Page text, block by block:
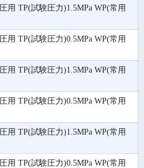
用 TP(試験圧力)1.5MPa WP(常用
用 TP(試験圧力)0.5MPa WP(常用
用 TP(試験圧力)1.5MPa WP(常用
用 TP(試験圧力)0.5MPa WP(常用
用 TP(試験圧力)1.5MPa WP(常用
用 TP(試験圧力)0.5MPa WP(常用